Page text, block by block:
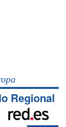
Regional